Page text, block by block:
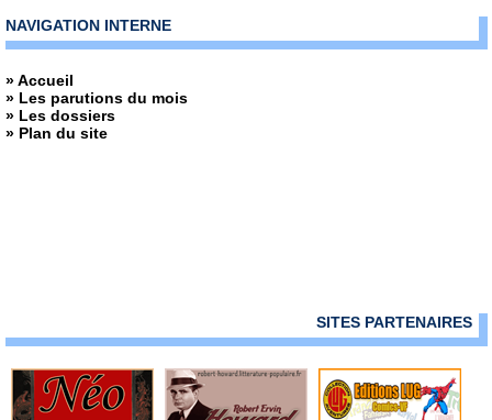
NAVIGATION INTERNE
» Accueil
» Les parutions du mois
» Les dossiers
» Plan du site
SITES PARTENAIRES